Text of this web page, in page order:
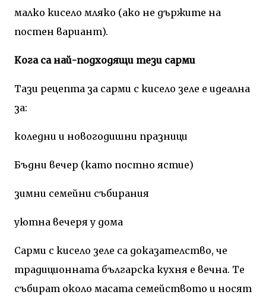
малко кисело мляко (ако не държите на
постен вариант).
Кога са най-подходящи тези сарми
Тази рецепта за сарми с кисело зеле е идеална
за:
коледни и новогодишни празници
Бъдни вечер (като постно ястие)
зимни семейни събирания
уютна вечеря у дома
Сарми с кисело зеле са доказателство, че
традиционната българска кухня е вечна. Те
събират около масата семейството и носят